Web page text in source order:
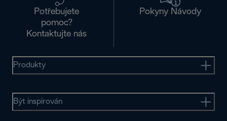
Potřebujete
pomoc?
Kontaktujte nás
Pokyny Návody
Produkty
Být inspirován